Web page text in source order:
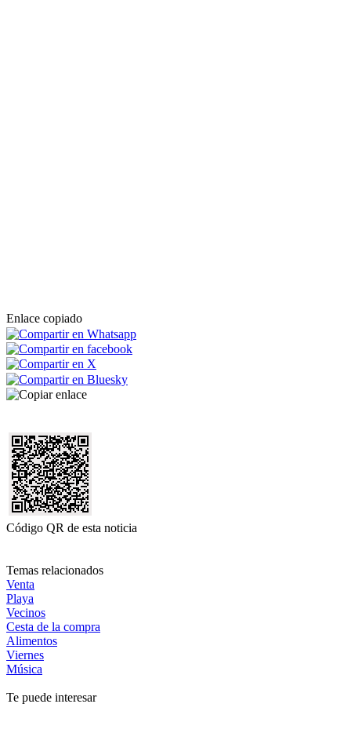
Enlace copiado
Código QR de esta noticia
Temas relacionados
Venta
Playa
Vecinos
Cesta de la compra
Alimentos
Viernes
Música
Te puede interesar